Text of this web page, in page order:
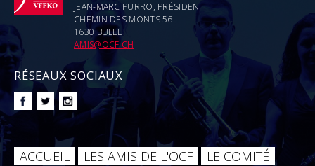
JEAN-MARC PURRO, PRÉSIDENT
CHEMIN DES MONTS 56
1630 BULLE
AMIS@OCF.CH
RÉSEAUX SOCIAUX
ACCUEIL LES AMIS DE L'OCF
LE COMITÉ